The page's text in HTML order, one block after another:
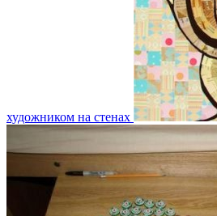
художником на стенах